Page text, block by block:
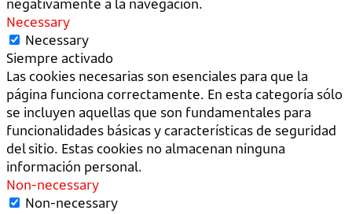
Necessary
Necessary
Siempre activado
Las cookies necesarias son esenciales para que la
página funciona correctamente. En esta categoría sólo
se incluyen aquellas que son fundamentales para
funcionalidades básicas y características de seguridad
del sitio. Estas cookies no almacenan ninguna
información personal.
Non-necessary
Non-necessary